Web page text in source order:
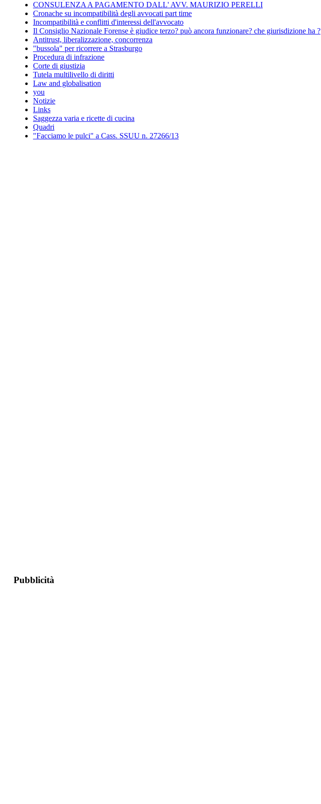
CONSULENZA A PAGAMENTO DALL' AVV. MAURIZIO PERELLI
Cronache su incompatibilità degli avvocati part time
Incompatibilità e conflitti d'interessi dell'avvocato
Il Consiglio Nazionale Forense è giudice terzo? può ancora funzionare? che giurisdizione ha ?
Antitrust, liberalizzazione, concorrenza
"bussola" per ricorrere a Strasburgo
Procedura di infrazione
Corte di giustizia
Tutela multilivello di diritti
Law and globalisation
you
Notizie
Links
Saggezza varia e ricette di cucina
Quadri
"Facciamo le pulci" a Cass. SSUU n. 27266/13
Pubblicità